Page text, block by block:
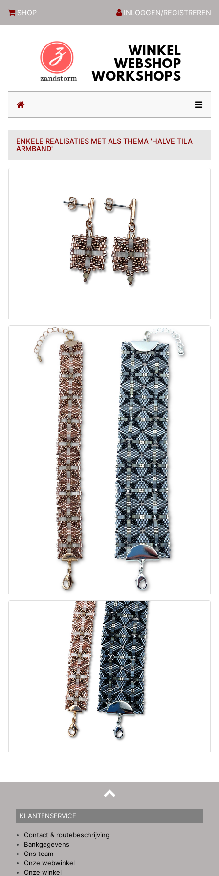
SHOP INLOGGEN/REGISTREREN
(current)
ENKELE REALISATIES MET ALS THEMA 'HALVE TILA
ARMBAND'
KLANTENSERVICE
Contact & routebeschrijving
Bankgegevens
Ons team
Onze webwinkel
Onze winkel